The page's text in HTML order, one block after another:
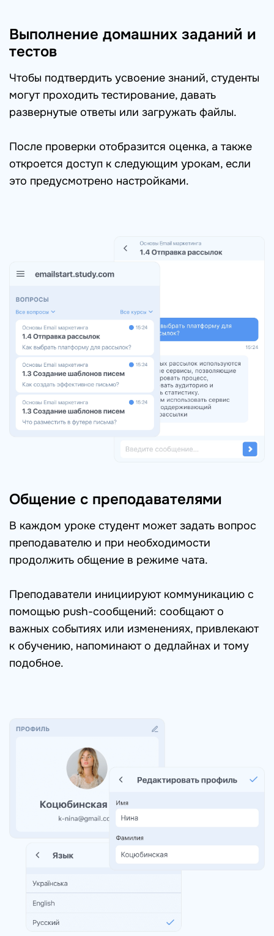
Выполнение домашних заданий и
тестов
Чтобы подтвердить усвоение знаний, студенты
могут проходить тестирование, давать
развернутые ответы или загружать файлы.
После проверки отобразится оценка, а также
откроется доступ к следующим урокам, если
это предусмотрено настройками.
Общение с преподавателями
В каждом уроке студент может задать вопрос
преподавателю и при необходимости
продолжить общение в режиме чата.
Преподаватели инициируют коммуникацию с
помощью push-сообщений: сообщают о
важных событиях или изменениях, привлекают
к обучению, напоминают о дедлайнах и тому
подобное.